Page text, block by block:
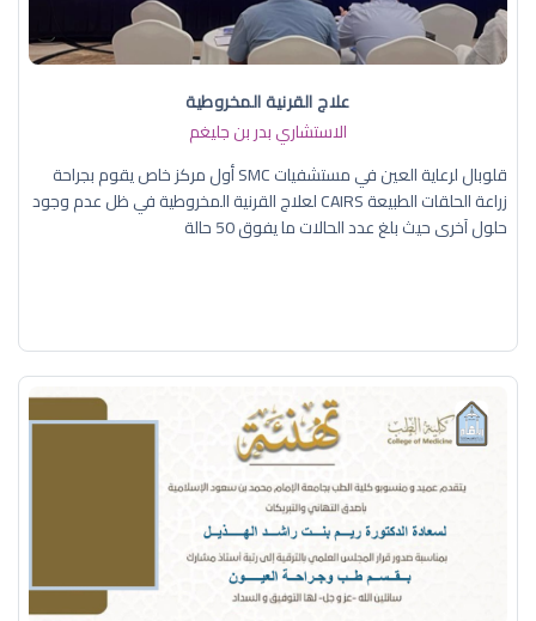
علاج القرنية المخروطية
الاستشاري بدر بن جليغم
قلوبال لرعاية العين في مستشفيات SMC أول مركز خاص يقوم بجراحة
زراعة الحلقات الطبيعة CAIRS لعلاج القرنية المخروطية في ظل عدم وجود
حلول آخرى حيث بلغ عدد الحالات ما يفوق 50 حالة